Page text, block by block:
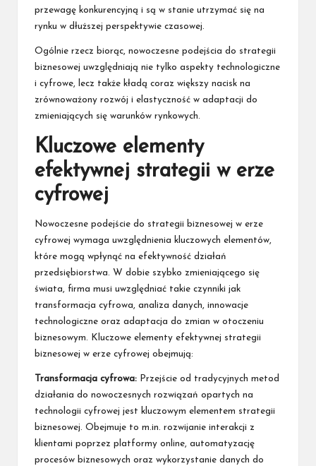
przewagę konkurencyjną i są w stanie utrzymać się na
rynku w dłuższej perspektywie czasowej.
Ogólnie rzecz biorąc, nowoczesne podejścia do strategii
biznesowej uwzględniają nie tylko aspekty technologiczne
i cyfrowe, lecz także kładą coraz większy nacisk na
zrównoważony rozwój i elastyczność w adaptacji do
zmieniających się warunków rynkowych.
Kluczowe elementy
efektywnej strategii w erze
cyfrowej
Nowoczesne podejście do strategii biznesowej w erze
cyfrowej wymaga uwzględnienia kluczowych elementów,
które mogą wpłynąć na efektywność działań
przedsiębiorstwa. W dobie szybko zmieniającego się
świata, firma musi uwzględniać takie czynniki jak
transformacja cyfrowa, analiza danych, innowacje
technologiczne oraz adaptacja do zmian w otoczeniu
biznesowym. Kluczowe elementy efektywnej strategii
biznesowej w erze cyfrowej obejmują:
Transformacja cyfrowa: Przejście od tradycyjnych metod
działania do nowoczesnych rozwiązań opartych na
technologii cyfrowej jest kluczowym elementem strategii
biznesowej. Obejmuje to m.in. rozwijanie interakcji z
klientami poprzez platformy online, automatyzację
procesów biznesowych oraz wykorzystanie danych do